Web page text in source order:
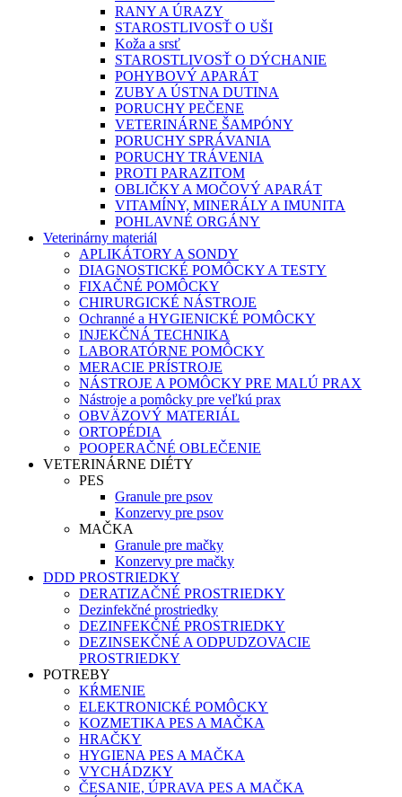
RANY A ÚRAZY
STAROSTLIVOSŤ O UŠI
Koža a srsť
STAROSTLIVOSŤ O DÝCHANIE
POHYBOVÝ APARÁT
ZUBY A ÚSTNA DUTINA
PORUCHY PEČENE
VETERINÁRNE ŠAMPÓNY
PORUCHY SPRÁVANIA
PORUCHY TRÁVENIA
PROTI PARAZITOM
OBLIČKY A MOČOVÝ APARÁT
VITAMÍNY, MINERÁLY A IMUNITA
POHLAVNÉ ORGÁNY
Veterinárny materiál
APLIKÁTORY A SONDY
DIAGNOSTICKÉ POMÔCKY A TESTY
FIXAČNÉ POMÔCKY
CHIRURGICKÉ NÁSTROJE
Ochranné a HYGIENICKÉ POMÔCKY
INJEKČNÁ TECHNIKA
LABORATÓRNE POMÔCKY
MERACIE PRÍSTROJE
NÁSTROJE A POMÔCKY PRE MALÚ PRAX
Nástroje a pomôcky pre veľkú prax
OBVÄZOVÝ MATERIÁL
ORTOPÉDIA
POOPERAČNÉ OBLEČENIE
VETERINÁRNE DIÉTY
PES
Granule pre psov
Konzervy pre psov
MAČKA
Granule pre mačky
Konzervy pre mačky
DDD PROSTRIEDKY
DERATIZAČNÉ PROSTRIEDKY
Dezinfekčné prostriedky
DEZINFEKČNÉ PROSTRIEDKY
DEZINSEKČNÉ A ODPUDZOVACIE
PROSTRIEDKY
POTREBY
KŔMENIE
ELEKTRONICKÉ POMÔCKY
KOZMETIKA PES A MAČKA
HRAČKY
HYGIENA PES A MAČKA
VYCHÁDZKY
ČESANIE, ÚPRAVA PES A MAČKA